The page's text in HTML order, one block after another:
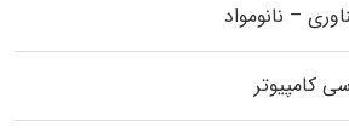
– نانومواد
کامپیوتر